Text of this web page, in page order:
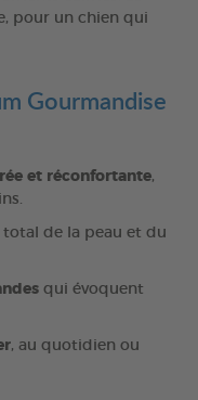
pour un chien qui
Gourmandise
et réconfortante,
de la peau et du
qui évoquent
, au quotidien ou